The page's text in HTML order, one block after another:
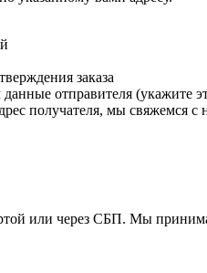
заказа
отправителя (укажите
получателя, мы свяжемся с
или через СБП. Мы